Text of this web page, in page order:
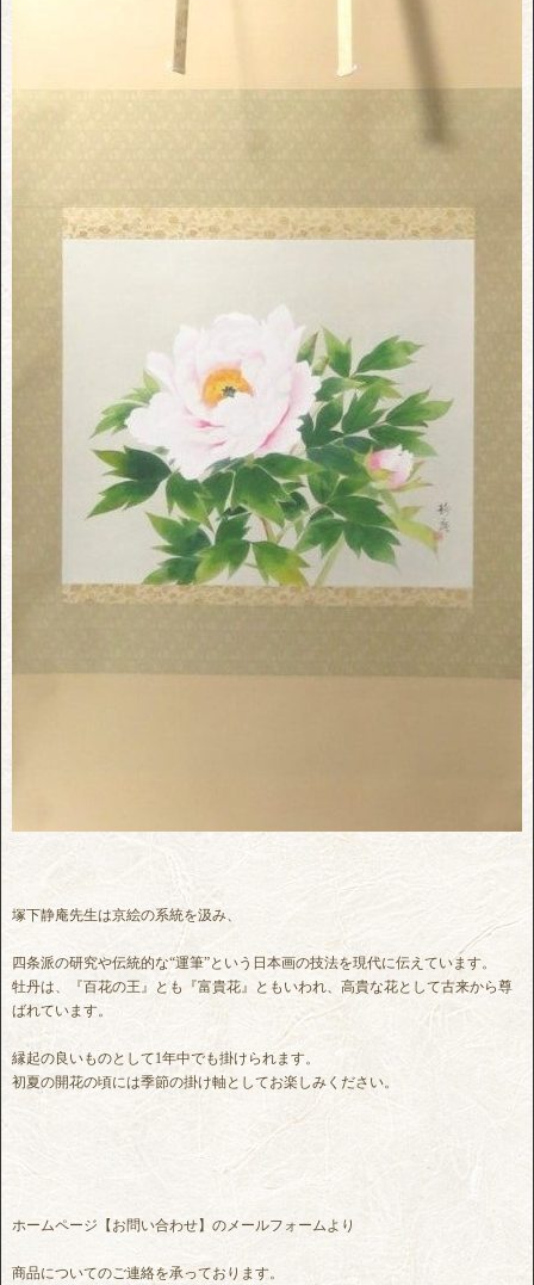
塚下静庵先生は京絵の系統を汲み、
四条派の研究や伝統的な“運筆”という日本画の技法を現代に伝えています。
牡丹は、『百花の王』とも『富貴花』ともいわれ、高貴な花として古来から尊
ばれています。
縁起の良いものとして1年中でも掛けられます。
初夏の開花の頃には季節の掛け軸としてお楽しみください。
ホームページ【お問い合わせ】のメールフォームより
商品についてのご連絡を承っております。